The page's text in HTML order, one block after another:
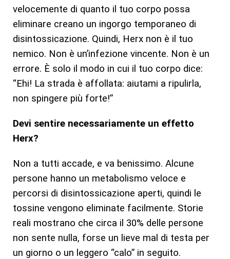
velocemente di quanto il tuo corpo possa
eliminare creano un ingorgo temporaneo di
disintossicazione. Quindi, Herx non è il tuo
nemico. Non è un’infezione vincente. Non è un
errore. È solo il modo in cui il tuo corpo dice:
“Ehi! La strada è affollata: aiutami a ripulirla,
non spingere più forte!”
Devi sentire necessariamente un effetto
Herx?
Non a tutti accade, e va benissimo. Alcune
persone hanno un metabolismo veloce e
percorsi di disintossicazione aperti, quindi le
tossine vengono eliminate facilmente. Storie
reali mostrano che circa il 30% delle persone
non sente nulla, forse un lieve mal di testa per
un giorno o un leggero “calo” in seguito.